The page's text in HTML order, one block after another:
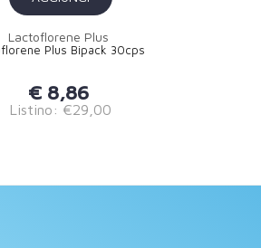
Lactoflorene Plus
Plus Bipack 30cps
€ 8,86
Listino: €29,00